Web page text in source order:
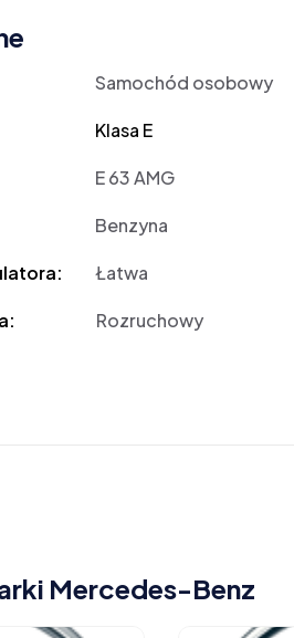
Samochód osobowy
Klasa E
E 63 AMG
Benzyna
Łatwa
Rozruchowy
Mercedes-Benz